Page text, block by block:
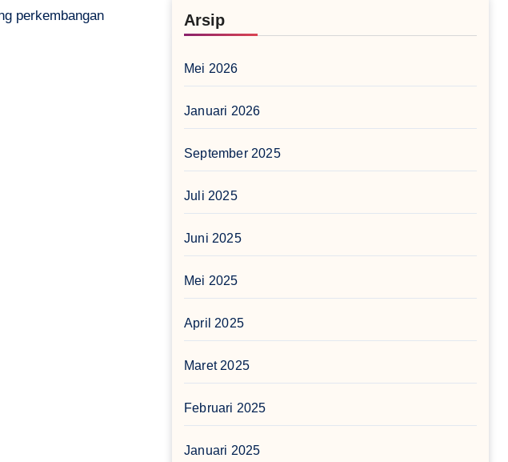
perkembangan
Arsip
Mei 2026
Januari 2026
September 2025
Juli 2025
Juni 2025
Mei 2025
April 2025
Maret 2025
Februari 2025
Januari 2025